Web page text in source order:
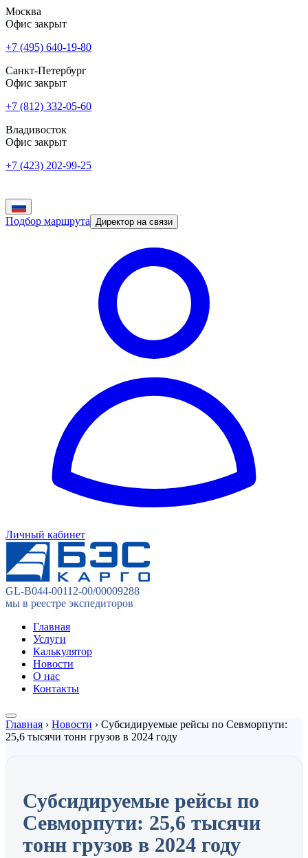
Москва
Офис закрыт
+7 (495) 640-19-80
Санкт-Петербург
Офис закрыт
+7 (812) 332-05-60
Владивосток
Офис закрыт
+7 (423) 202-99-25
Подбор маршрута Директор на связи
Личный кабинет
GL-B044-00112-00/00009288
мы в реестре экспедиторов
Главная
Услуги
Калькулятор
Новости
О нас
Контакты
Главная › Новости › Субсидируемые рейсы по Севморпути:
25,6 тысячи тонн грузов в 2024 году
Субсидируемые рейсы по
Севморпути: 25,6 тысячи
тонн грузов в 2024 году